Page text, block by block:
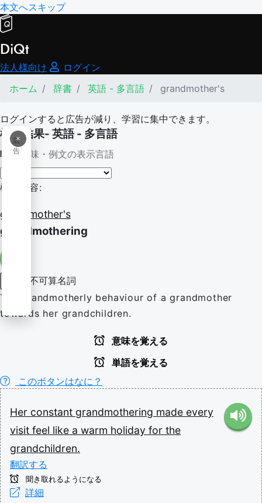
本文へスキップ
DiQt
法人様向け
ログイン
ホーム
辞書 英語 - 多言語 grandmother's
ログインすると広告が減り、学習に集中できます。
×
広
告
検索結果- 英語 - 多言語
意味・例文の表示言語
検索内容:
grandmother's
grandmothering
不可算名詞
The grandmotherly behaviour of a grandmother
towards her grandchildren.
意味を覚える
単語を覚える
このボタンはなに？
Her constant grandmothering made every
visit feel like a warm holiday for the
grandchildren.
翻訳する
聞き取れるようになる
詳細